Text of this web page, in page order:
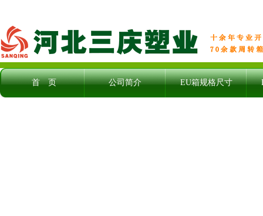
首 页 公司简介 EU箱规格尺寸